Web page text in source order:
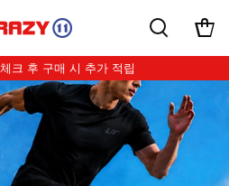
체크 후 구매 시 추가 적립